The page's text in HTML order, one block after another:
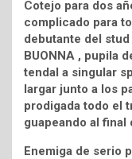
Cotejo para dos
complicado para
debutante del
BUONNA , pupila
tendal a singular
largar junto a los
prodigada todo el
guapeando al final
Enemiga de serio